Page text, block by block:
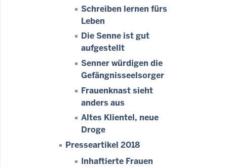
Schreiben lernen fürs
Leben
Die Senne ist gut
aufgestellt
Senner würdigen die
Gefängnisseelsorger
Frauenknast sieht
anders aus
Altes Klientel, neue
Droge
Presseartikel 2018
Inhaftierte Frauen